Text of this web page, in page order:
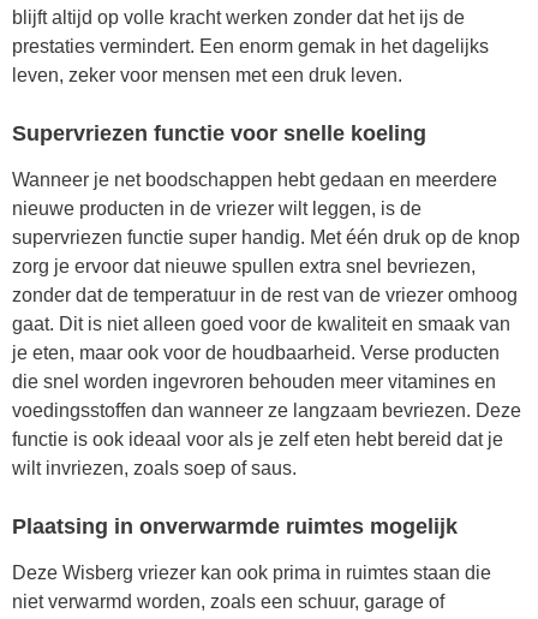
blijft altijd op volle kracht werken zonder dat het ijs de
prestaties vermindert. Een enorm gemak in het dagelijks
leven, zeker voor mensen met een druk leven.
Supervriezen functie voor snelle koeling
Wanneer je net boodschappen hebt gedaan en meerdere
nieuwe producten in de vriezer wilt leggen, is de
supervriezen functie super handig. Met één druk op de knop
zorg je ervoor dat nieuwe spullen extra snel bevriezen,
zonder dat de temperatuur in de rest van de vriezer omhoog
gaat. Dit is niet alleen goed voor de kwaliteit en smaak van
je eten, maar ook voor de houdbaarheid. Verse producten
die snel worden ingevroren behouden meer vitamines en
voedingsstoffen dan wanneer ze langzaam bevriezen. Deze
functie is ook ideaal voor als je zelf eten hebt bereid dat je
wilt invriezen, zoals soep of saus.
Plaatsing in onverwarmde ruimtes mogelijk
Deze Wisberg vriezer kan ook prima in ruimtes staan die
niet verwarmd worden, zoals een schuur, garage of